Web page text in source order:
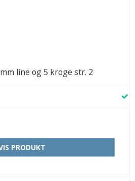
line og 5 kroge str. 2
PRODUKT